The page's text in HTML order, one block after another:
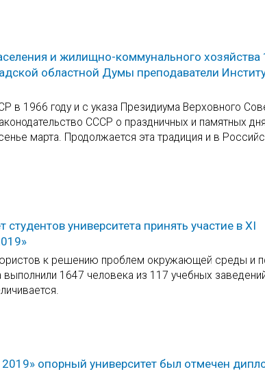
и жилищно-коммунального хозяйства
областной Думы преподаватели
в 1966 году и с указа Президиума Верховного
СССР о праздничных и памятных
марта. Продолжается эта традиция и в
университета принять участие в XI
к решению проблем окружающей среды и
1647 человека из 117 учебных
опорный университет был отмечен